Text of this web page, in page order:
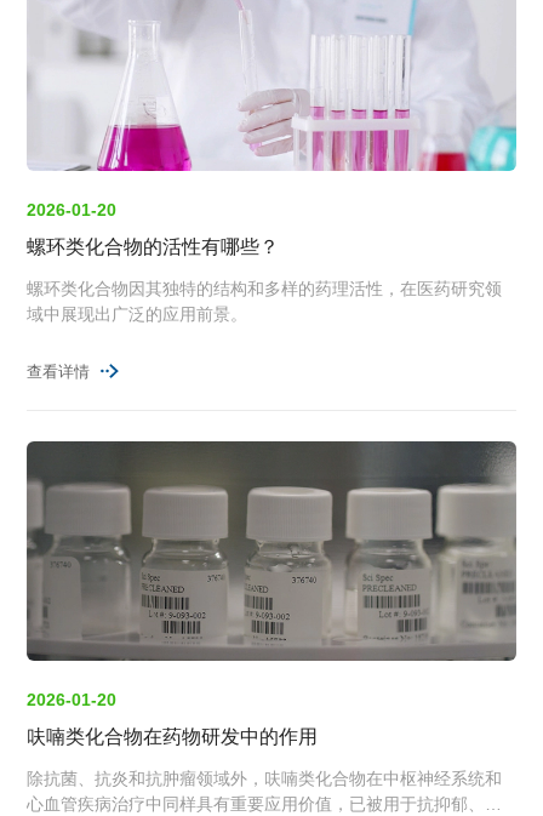
2026-01-20
螺环类化合物的活性有哪些？
螺环类化合物因其独特的结构和多样的药理活性，在医药研究领
域中展现出广泛的应用前景。
查看详情
2026-01-20
呋喃类化合物在药物研发中的作用
除抗菌、抗炎和抗肿瘤领域外，呋喃类化合物在中枢神经系统和
心血管疾病治疗中同样具有重要应用价值，已被用于抗抑郁、抗